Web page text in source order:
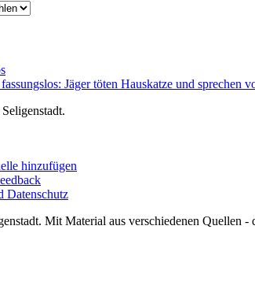
Jäger töten Hauskatze und sprechen
Seligenstadt.
hinzufügen
Datenschutz
Mit Material aus verschiedenen